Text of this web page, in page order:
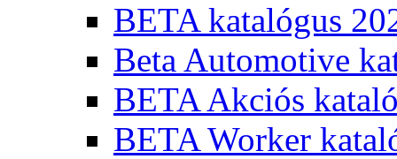
BETA katalógus
Beta Automotive
BETA Akciós
BETA Worker